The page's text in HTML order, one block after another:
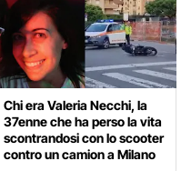
Chi era Valeria Necchi, la
37enne che ha perso la vita
scontrandosi con lo scooter
contro un camion a Milano